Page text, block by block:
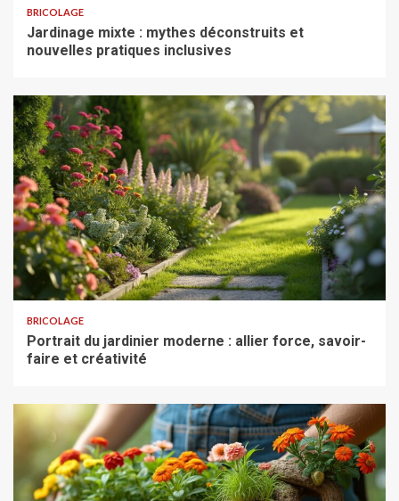
BRICOLAGE
Jardinage mixte : mythes déconstruits et
nouvelles pratiques inclusives
BRICOLAGE
Portrait du jardinier moderne : allier force, savoir-
faire et créativité